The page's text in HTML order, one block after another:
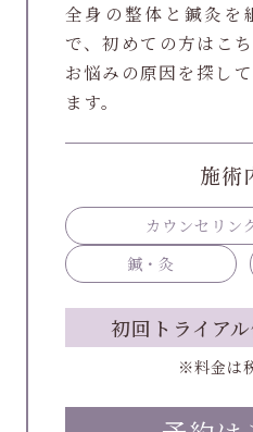
初回トライア
※料金は
全身の整体と鍼灸を
で、初めての方はこ
お悩みの原因を探し
ます。
施術
カウンセリン
鍼・灸